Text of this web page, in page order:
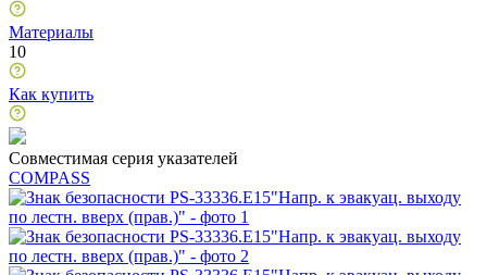
Материалы
10
Как купить
Совместимая серия указателей
COMPASS